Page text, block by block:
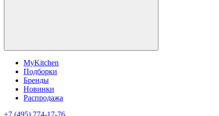
MyKitchen
Подборки
Бренды
Новинки
Распродажа
+7 (495) 774-17-76